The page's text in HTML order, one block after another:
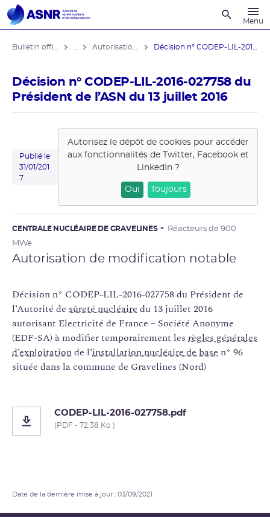
Menu
Décision n° CODEP-LIL-2016-027758 du
Président de l’ASN du 13 juillet 2016
Publié le
31/01/201
7
Autorisez le dépôt de cookies pour accéder
aux fonctionnalités de Twitter, Facebook et
LinkedIn?
Oui Toujours
CENTRALE NUCLÉAIRE DE GRAVELINES
Réacteurs de 900
MWe
Autorisation de modification notable
Décision n° CODEP-LIL-2016-027758 du Président de
l’Autorité de sûreté nucléaire du 13 juillet 2016
autorisant Electricité de France – Société Anonyme
(EDF-SA) à modifier temporairement les règles générales
d’exploitationde l’installation nucléaire de base n° 96
située dans la commune de Gravelines (Nord)
CODEP-LIL-2016-027758.pdf
(PDF - 72.38 Ko )
Date de la dernière mise à jour : 03/09/2021